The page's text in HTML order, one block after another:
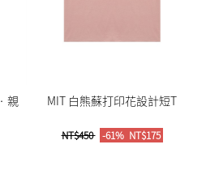
親
MIT 白熊蘇打印花設計短T
NT$450 -61% NT$175